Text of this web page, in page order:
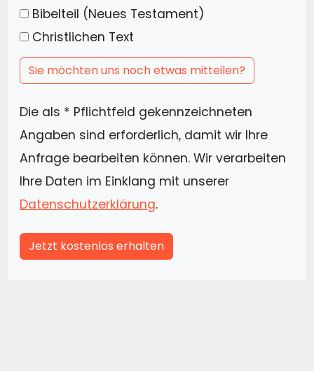
Bibelteil (Neues Testament)
Christlichen Text
Sie möchten uns noch etwas mitteilen?
Die als * Pflichtfeld gekennzeichneten
Angaben sind erforderlich, damit wir Ihre
Anfrage bearbeiten können. Wir verarbeiten
Ihre Daten im Einklang mit unserer
Datenschutzerklärung.
Jetzt kostenlos erhalten